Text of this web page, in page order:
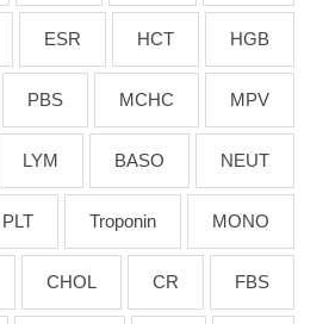
HGB
HCT
ESR
MPV
MCHC
PBS
NEUT
BASO
LYM
MONO
Troponin
PLT
FBS
CR
CHOL